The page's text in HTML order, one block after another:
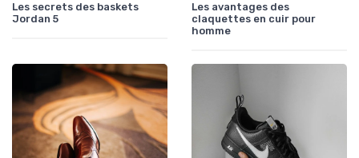
Les secrets des baskets
Jordan 5
Les avantages des
claquettes en cuir pour
homme